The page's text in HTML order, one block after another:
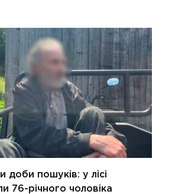
доби пошуків: у лісі
76-річного чоловіка